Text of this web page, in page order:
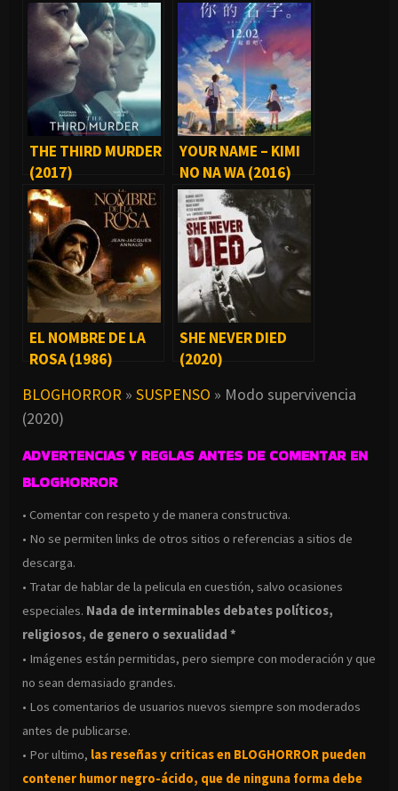
THE THIRD MURDER
(2017)
YOUR NAME – KIMI
NO NA WA (2016)
EL NOMBRE DE LA
ROSA (1986)
SHE NEVER DIED
(2020)
BLOGHORROR » SUSPENSO » Modo supervivencia
(2020)
ADVERTENCIAS Y REGLAS ANTES DE COMENTAR EN
BLOGHORROR
• Comentar con respeto y de manera constructiva.
• No se permiten links de otros sitios o referencias a sitios de
descarga.
• Tratar de hablar de la pelicula en cuestión, salvo ocasiones
especiales. Nada de interminables debates políticos,
religiosos, de genero o sexualidad *
• Imágenes están permitidas, pero siempre con moderación y que
no sean demasiado grandes.
• Los comentarios de usuarios nuevos siempre son moderados
antes de publicarse.
• Por ultimo, las reseñas y criticas en BLOGHORROR pueden
contener humor negro-ácido, que de ninguna forma debe